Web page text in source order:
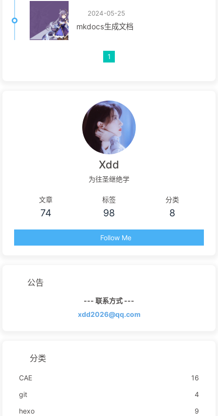
2024-05-25
mkdocs生成文档
1
Xdd
为往圣继绝学
文章
74
标签
98
分类
8
Follow Me
公告
--- 联系方式 ---
xdd2026@qq.com
分类
CAE
16
git
4
hexo
9